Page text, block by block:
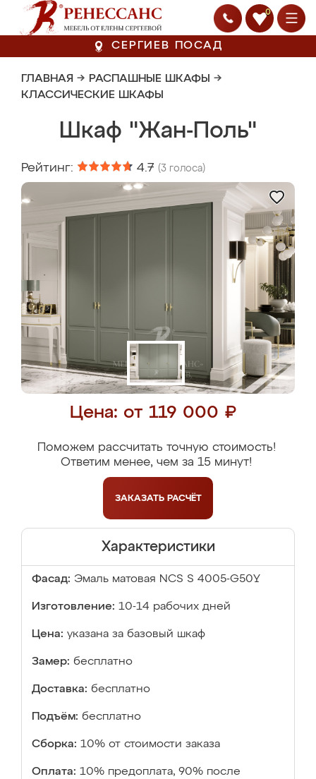
0
СЕРГИЕВ ПОСАД
ГЛАВНАЯ → РАСПАШНЫЕ ШКАФЫ →
КЛАССИЧЕСКИЕ ШКАФЫ
Шкаф "Жан-Поль"
Рейтинг: 4.7 (3 голоса)
Цена: от 119 000 ₽
Поможем рассчитать точную стоимость!
Ответим менее, чем за 15 минут!
ЗАКАЗАТЬ РАСЧЁТ
Характеристики
Фасад: Эмаль матовая NCS S 4005-G50Y
Изготовление: 10-14 рабочих дней
Цена: указана за базовый шкаф
Замер: бесплатно
Доставка: бесплатно
Подъём: бесплатно
Сборка: 10% от стоимости заказа
Оплата: 10% предоплата, 90% после